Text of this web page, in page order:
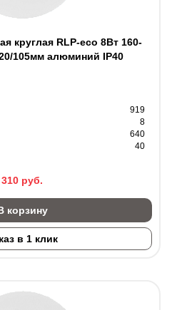
круглая RLP-eco 8Вт 160-
105мм алюминий IP40
919
8
640
40
310 руб.
корзину
в 1 клик